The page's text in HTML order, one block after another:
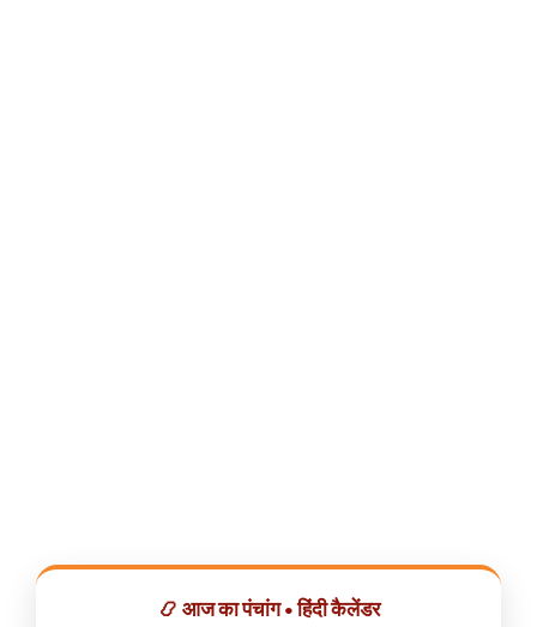
📿 आज का पंचांग • हिंदी कैलेंडर